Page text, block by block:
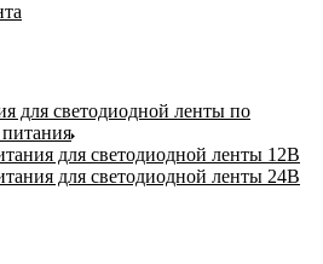
для светодиодной ленты по
для светодиодной ленты 12В
для светодиодной ленты 24В